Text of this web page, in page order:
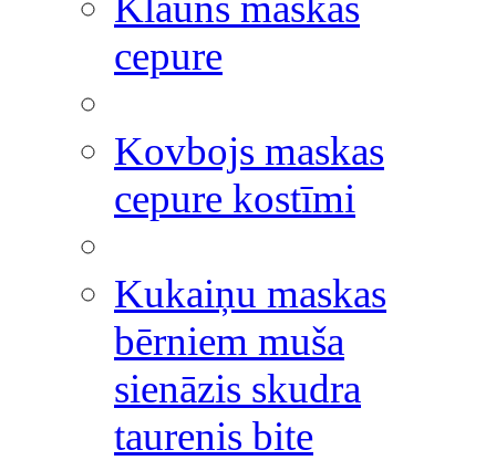
cepure
Kovbojs maskas
cepure kostīmi
Kukaiņu maskas
bērniem muša
sienāzis skudra
taurenis bite